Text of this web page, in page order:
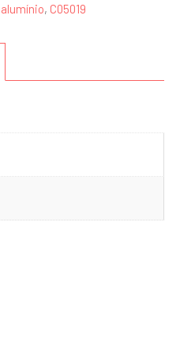
alumínio, C05019